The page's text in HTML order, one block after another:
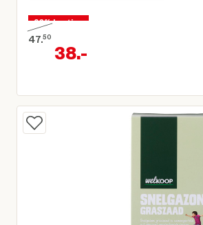
20% korting
47.50
Oorspronkelijke prijs € 47,50
38.-
Huidige prijs